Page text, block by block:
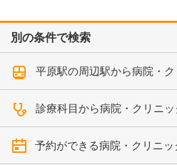
別の条件で検索
平原駅の周辺駅から病院・
診療科目から病院・クリニ
予約ができる病院・クリニ